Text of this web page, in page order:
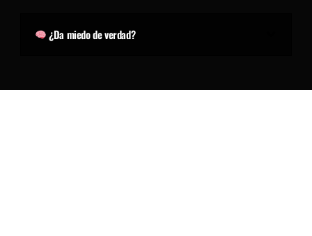
¿Da miedo de verdad?